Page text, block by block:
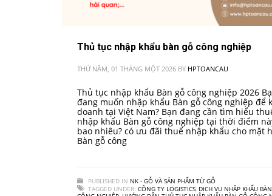
Thủ tục nhập khẩu bàn gỗ công nghiệp
THỨ NĂM, 01 THÁNG MỘT 2026 BY HPTOANCAU
Thủ tục nhập khẩu Bàn gỗ công nghiệp 2026
đang muốn nhập khẩu Bàn gỗ công nghiệp để
doanh tại Việt Nam? Bạn đang cần tìm hiểu
nhập khẩu Bàn gỗ công nghiệp tại thời điểm
bao nhiêu? có ưu đãi thuế nhập khẩu cho mặt
Bàn gỗ công
PUBLISHED IN NK - GỖ VÀ SẢN PHẨM TỪ GỖ
TAGGED UNDER: CÔNG TY LOGISTICS, DỊCH VỤ NHẬP KHẨU